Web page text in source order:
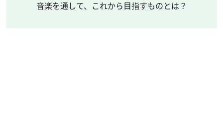
音楽を通して、これから目指すものとは？